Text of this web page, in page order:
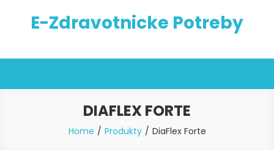
E-Zdravotnicke Potreby
DIAFLEX FORTE
Home Produkty DiaFlex Forte